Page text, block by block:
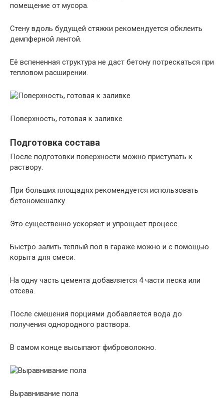
помещение от мусора.
Стену вдоль будущей стяжки рекомендуется обклеить
демпферной лентой.
Её вспененная структура не даст бетону потрескаться при
тепловом расширении.
Поверхность, готовая к заливке
Подготовка состава
После подготовки поверхности можно приступать к
раствору.
При больших площадях рекомендуется использовать
бетономешалку.
Это существенно ускоряет и упрощает процесс.
Быстро залить теплый пол в гараже можно и с помощью
корыта для смеси.
На одну часть цемента добавляется 4 части песка или
отсева.
После смешения порциями добавляется вода до
получения однородного раствора.
В самом конце высыпают фиброволокно.
Выравнивание пола